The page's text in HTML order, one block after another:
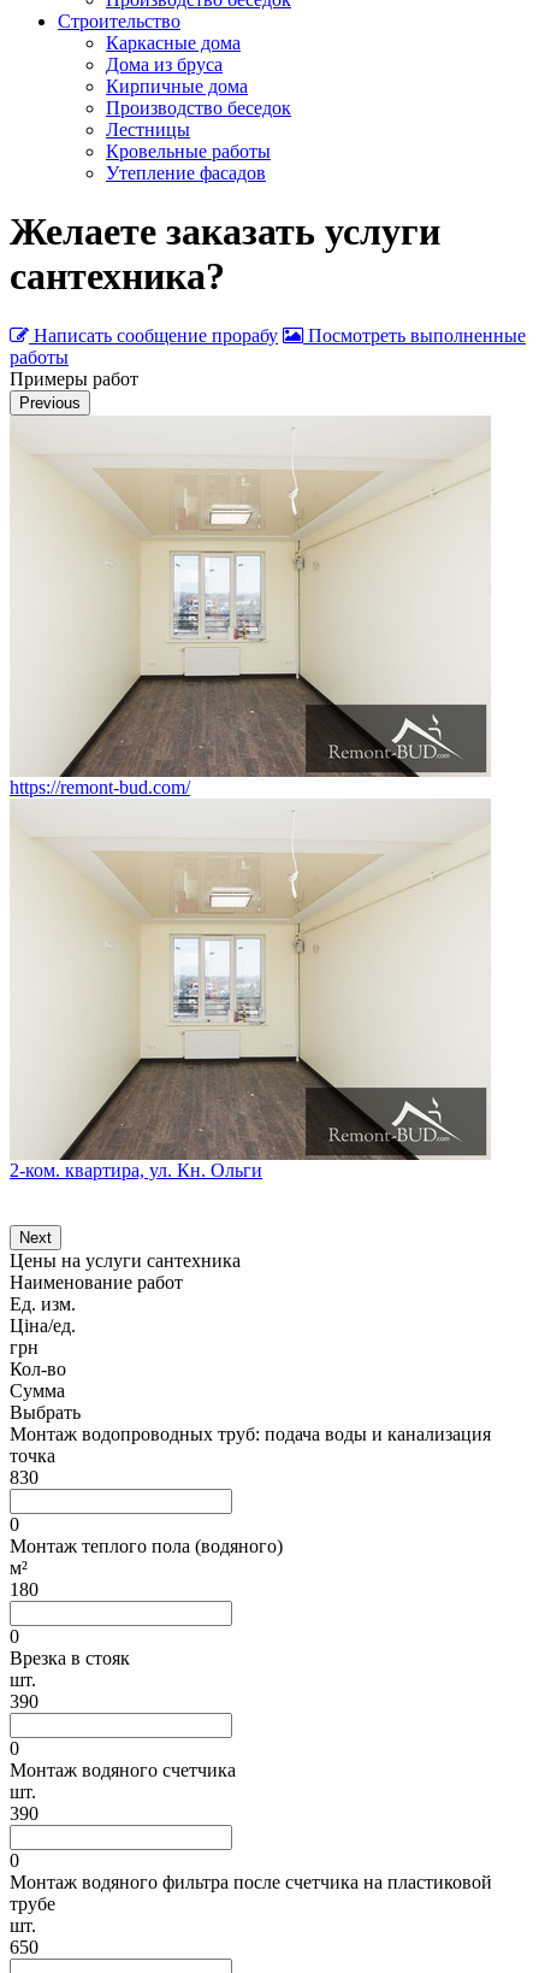
Строительство
Каркасные дома
Дома из бруса
Кирпичные дома
Производство беседок
Лестницы
Кровельные работы
Утепление фасадов
Желаете заказать услуги
сантехника?
Написать сообщение прорабу
Посмотреть выполненные
работы
Примеры работ
Previous
https://remont-bud.com/
2-ком. квартира, ул. Кн. Ольги
Next
Цены на услуги сантехника
Наименование работ
Ед. изм.
Ціна/ед.
грн
Кол-во
Сумма
Выбрать
Монтаж водопроводных труб: подача воды и канализация
точка
830
0
Монтаж теплого пола (водяного)
м²
180
0
Врезка в стояк
шт.
390
0
Монтаж водяного счетчика
шт.
390
0
Монтаж водяного фильтра после счетчика на пластиковой
трубе
шт.
650